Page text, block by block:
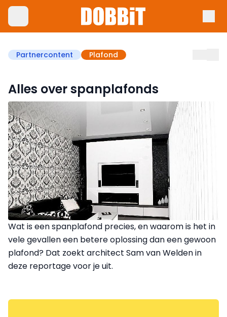
Partnercontent Plafond
Alles over spanplafonds
Wat is een spanplafond precies, en waarom is het in
vele gevallen een betere oplossing dan een gewoon
plafond? Dat zoekt architect Sam van Welden in
deze reportage voor je uit.